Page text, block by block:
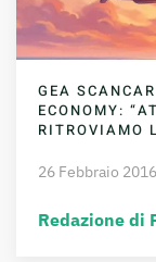
GEA
ECONOMY:
RITROVIAMO
26 Febbraio 2016
Redazione di